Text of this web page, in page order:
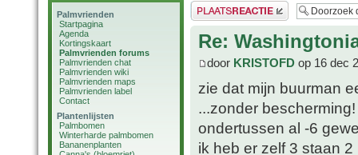
Palmvrienden
Startpagina
Agenda
Kortingskaart
Palmvrienden forums
Palmvrienden chat
Palmvrienden wiki
Palmvrienden maps
Palmvrienden label
Contact
Plantenlijsten
Palmbomen
Winterharde palmbomen
Bananenplanten
Plaats een reactie
Re:
door KRISTOFD op 16 dec
zie dat mijn buurman
...zonder bescherming!
ondertussen al -6
ik heb er zelf 3 staan